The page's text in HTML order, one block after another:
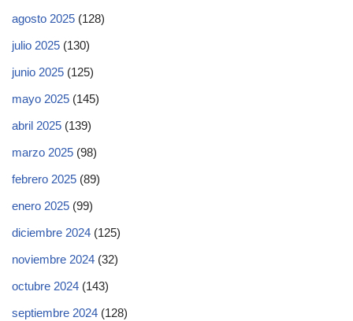
agosto 2025 (128)
julio 2025 (130)
junio 2025 (125)
mayo 2025 (145)
abril 2025 (139)
marzo 2025 (98)
febrero 2025 (89)
enero 2025 (99)
diciembre 2024 (125)
noviembre 2024 (32)
octubre 2024 (143)
septiembre 2024 (128)